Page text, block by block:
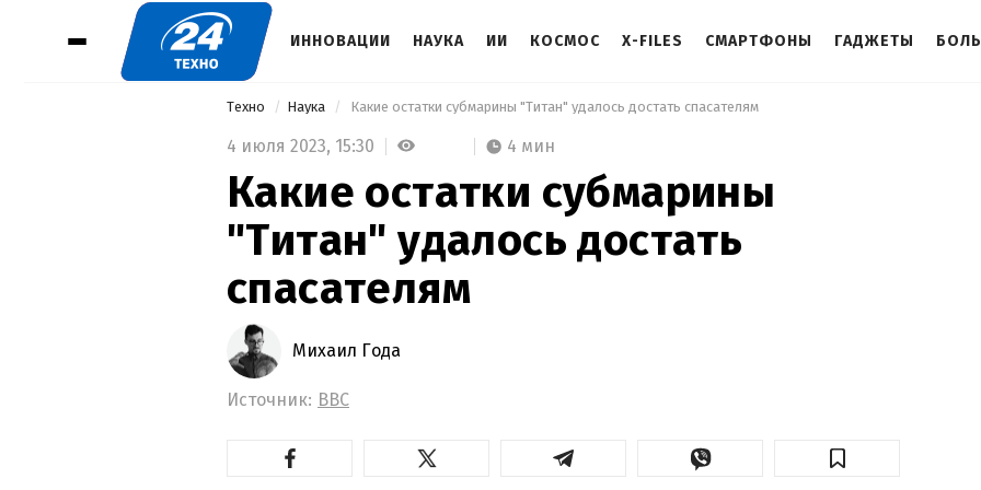
ИННОВАЦИИ НАУКА ИИ КОСМОС X-FILES СМАРТФОНЫ ГАДЖЕТЫ
Техно Наука Какие остатки субмарины "Титан" удалось достать спасателям
4 июля 2023, 15:30 4 мин
Какие остатки субмарины
"Титан" удалось достать
спасателям
Михаил Года
Источник: BBC